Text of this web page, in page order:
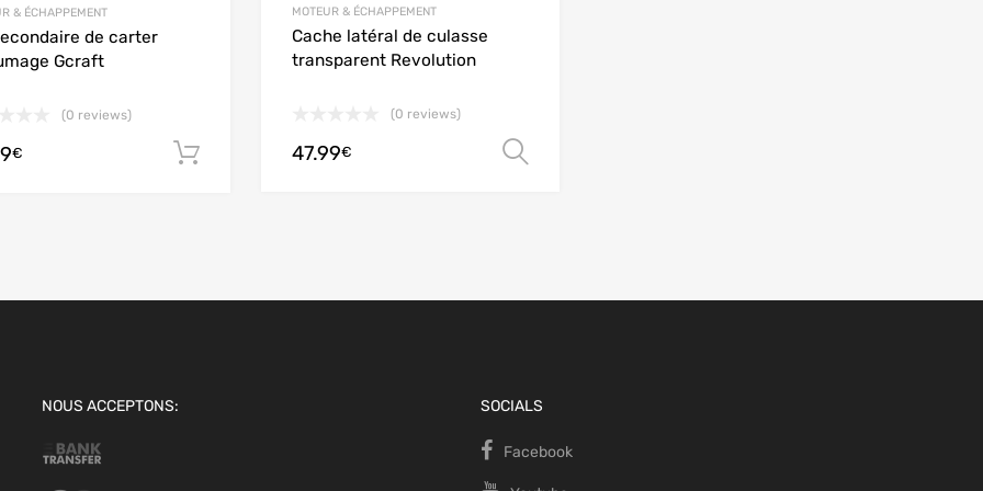
& ÉCHAPPEMENT
de carter
Gcraft
(0 reviews)
€ Ajouter au panier
MOTEUR & ÉCHAPPEMENT
Cache latéral de culasse
transparent Revolution
(0 reviews)
47.99€
NOUS ACCEPTONS: SOCIALS
Facebook